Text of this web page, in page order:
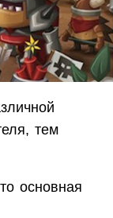
тем
основная